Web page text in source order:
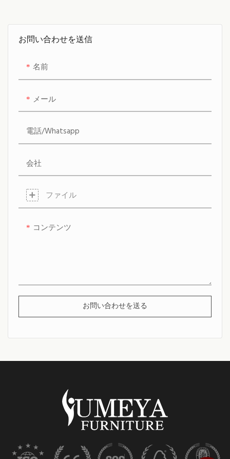
お問い合わせを送信
名前
メール
電話/whatsapp
会社
ファイル
コンテンツ
お問い合わせを送る
この椅子は、医療環境での
包括性とアクセシビリティ
ーズを持つ個人をサポート
します